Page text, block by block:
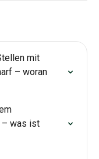
mit
– woran
– was ist